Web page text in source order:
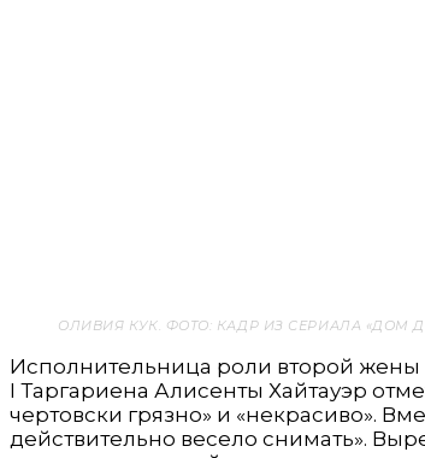
ОЛИВИЯ КУК. ФОТО: КАДР ИЗ СЕРИАЛА «ДОМ
Исполнительница роли второй жены
I Таргариена Алисенты Хайтауэр
чертовски грязно» и «некрасиво».
действительно весело снимать».